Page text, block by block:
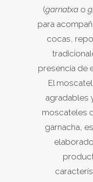
(garnatxao
para
cocas,
presencia de
El
agradables
moscateles
garnacha,